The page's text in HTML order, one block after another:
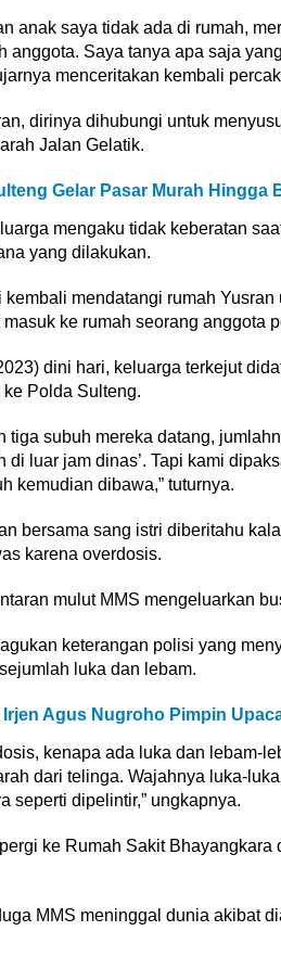
anak saya tidak ada di rumah,
anggota. Saya tanya apa saja
menceritakan kembali
dirinya dihubungi untuk
Jalan Gelatik.
Gelar Pasar Murah Hingga
mengaku tidak keberatan
yang dilakukan.
kembali mendatangi rumah
ke rumah seorang anggota
dini hari, keluarga terkejut
Polda Sulteng.
tiga subuh mereka datang,
di luar jam dinas’. Tapi kami
kemudian dibawa,” tuturnya.
bersama sang istri diberitahu
karena overdosis.
mulut MMS mengeluarkan
keterangan polisi yang
luka dan lebam.
Irjen Agus Nugroho Pimpin
kenapa ada luka dan lebam-
dari telinga. Wajahnya luka-
seperti dipelintir,” ungkapnya.
ke Rumah Sakit
MMS meninggal dunia akibat